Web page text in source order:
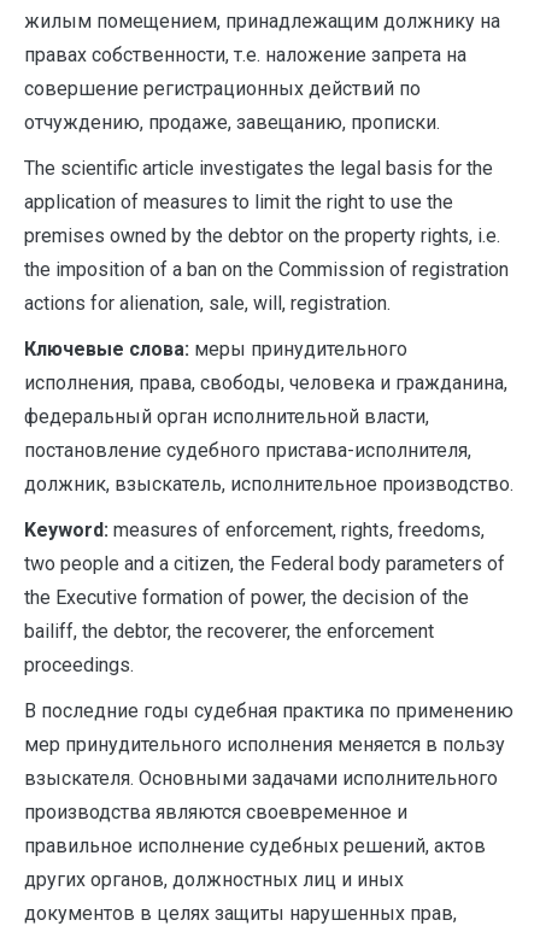
жилым помещением, принадлежащим должнику на
правах собственности, т.е. наложение запрета на
совершение регистрационных действий по
отчуждению, продаже, завещанию, прописки.
The scientific article investigates the legal basis for the
application of measures to limit the right to use the
premises owned by the debtor on the property rights, i.e.
the imposition of a ban on the Commission of registration
actions for alienation, sale, will, registration.
Ключевые слова: меры принудительного
исполнения, права, свободы, человека и гражданина,
федеральный орган исполнительной власти,
постановление судебного пристава-исполнителя,
должник, взыскатель, исполнительное производство.
Keyword: measures of enforcement, rights, freedoms,
two people and a citizen, the Federal body parameters of
the Executive formation of power, the decision of the
bailiff, the debtor, the recoverer, the enforcement
proceedings.
В последние годы судебная практика по применению
мер принудительного исполнения меняется в пользу
взыскателя. Основными задачами исполнительного
производства являются своевременное и
правильное исполнение судебных решений, актов
других органов, должностных лиц и иных
документов в целях защиты нарушенных прав,